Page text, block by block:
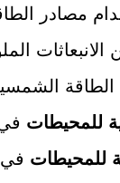
مصادر
للمحيطات
للمحيطات في